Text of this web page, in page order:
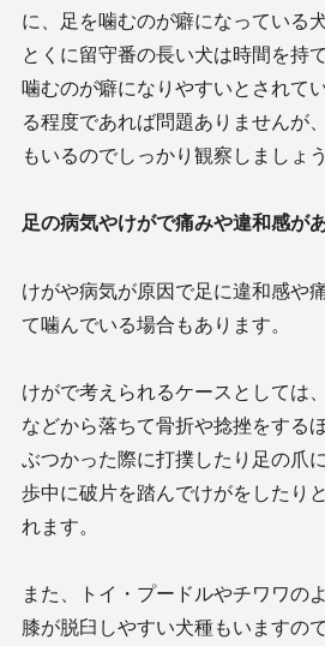
に、足を噛むのが癖になっている
とくに留守番の長い犬は時間を持
噛むのが癖になりやすいとされて
る程度であれば問題ありませんが
もいるのでしっかり観察しましょう
足の病気やけがで痛みや違和感が
けがや病気が原因で足に違和感や
て噛んでいる場合もあります。
けがで考えられるケースとしては
などから落ちて骨折や捻挫をする
ぶつかった際に打撲したり足の爪
歩中に破片を踏んでけがをしたり
れます。
また、トイ・プードルやチワワの
膝が脱臼しやすい犬種もいますの